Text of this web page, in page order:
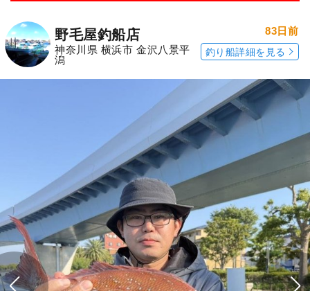
野毛屋釣船店
神奈川県 横浜市 金沢八景平
潟
83日前
釣り船詳細を見る